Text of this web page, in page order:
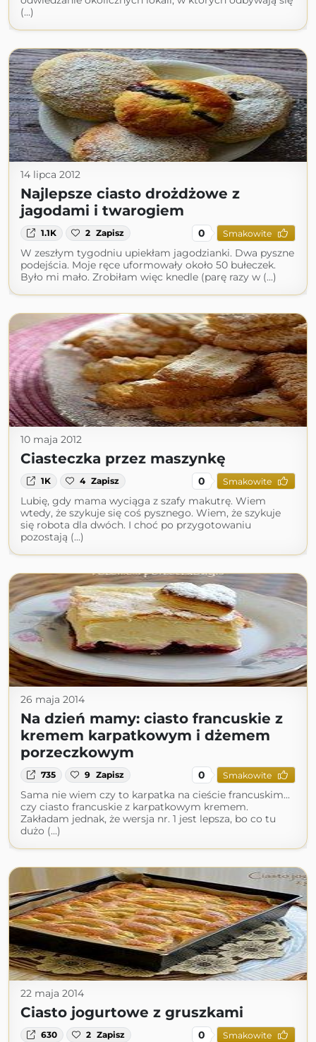
(...)
14 lipca 2012
Najlepsze ciasto drożdżowe z
jagodami i twarogiem
1.1K 2 Zapisz 0 Smakowite
W zeszłym tygodniu upiekłam jagodzianki. Dwa pyszne
podejścia. Moje ręce uformowały około 50 bułeczek.
Było mi mało. Zrobiłam więc knedle (parę razy w (...)
10 maja 2012
Ciasteczka przez maszynkę
1K 4 Zapisz 0 Smakowite
Lubię, gdy mama wyciąga z szafy makutrę. Wiem
wtedy, że szykuje się coś pysznego. Wiem, że szykuje
się robota dla dwóch. I choć po przygotowaniu
pozostają (...)
26 maja 2014
Na dzień mamy: ciasto francuskie z
kremem karpatkowym i dżemem
porzeczkowym
735 9 Zapisz 0 Smakowite
Sama nie wiem czy to karpatka na cieście francuskim...
czy ciasto francuskie z karpatkowym kremem.
Zakładam jednak, że wersja nr. 1 jest lepsza, bo co tu
dużo (...)
22 maja 2014
Ciasto jogurtowe z gruszkami
630 2 Zapisz 0 Smakowite